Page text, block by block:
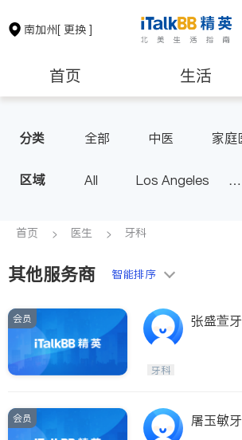
南加州[ 更换 ]
首页 生活
保险理财 房地产租售
银行贷款
建筑装修
非盈利组织
分类 全部 中医
家庭
眼科
妇科
儿科
心脏科
肠胃肝脏科
泌尿科
风湿病
不孕不育
脊椎神经科
医生-其它
区域 All
Los Angeles
Alhambra & San Gabriel
Diamond Bar & Covina
Rowland Heights &
ties
Inyo & San Bernardino
首页 医生 牙科
其他服务商 智能排序
会员 张盛萱
牙科
会员 屠玉敏